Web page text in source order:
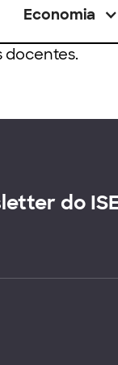
Economia
docentes.
do